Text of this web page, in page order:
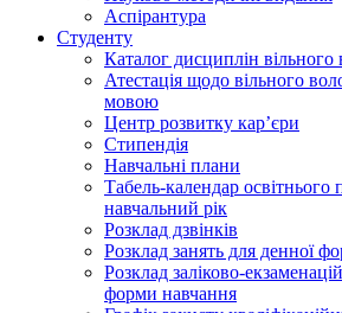
Аспірантура
Студенту
Каталог дисциплін вільного
Атестація щодо вільного
мовою
Центр розвитку кар’єри
Стипендія
Навчальні плани
Табель-календар
навчальний рік
Розклад дзвінків
Розклад занять для денної
Розклад заліково-
форми навчання